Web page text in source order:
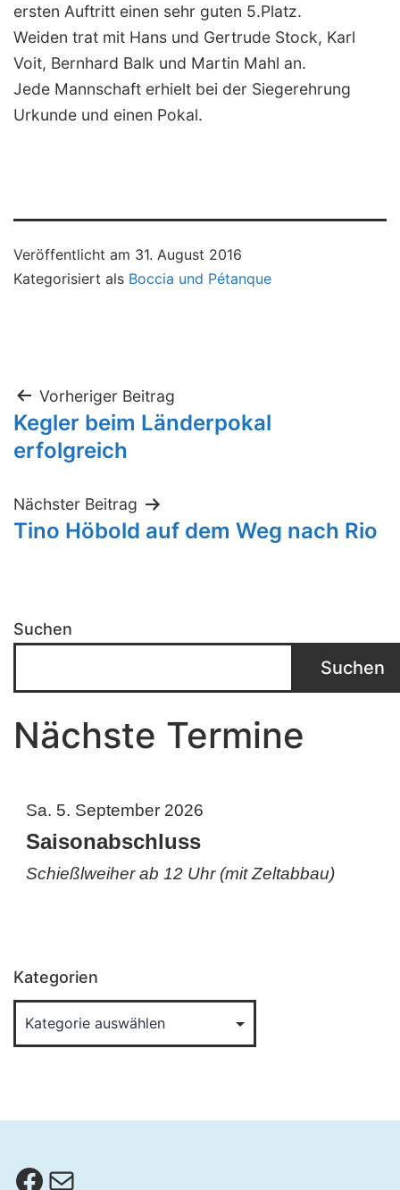
ersten Auftritt einen sehr guten 5.Platz.
Weiden trat mit Hans und Gertrude Stock, Karl
Voit, Bernhard Balk und Martin Mahl an.
Jede Mannschaft erhielt bei der Siegerehrung
Urkunde und einen Pokal.
Veröffentlicht am 31. August 2016
Kategorisiert als Boccia und Pétanque
Beitragsnavigation
Vorheriger Beitrag
Kegler beim Länderpokal
erfolgreich
Nächster Beitrag
Tino Höbold auf dem Weg nach Rio
Suchen
Suchen
Nächste Termine
Sa. 5. September 2026
Saisonabschluss
Schießlweiher ab 12 Uhr (mit Zeltabbau)
Kategorien
Facebook
E-Mail